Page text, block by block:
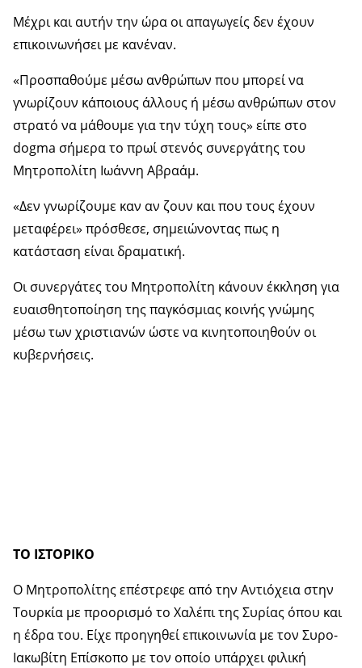
Μέχρι και αυτήν την ώρα οι απαγωγείς δεν έχουν
επικοινωνήσει με κανέναν.
«Προσπαθούμε μέσω ανθρώπων που μπορεί να
γνωρίζουν κάποιους άλλους ή μέσω ανθρώπων στον
στρατό να μάθουμε για την τύχη τους» είπε στο
dogma σήμερα το πρωί στενός συνεργάτης του
Μητροπολίτη Ιωάννη Αβραάμ.
«Δεν γνωρίζουμε καν αν ζουν και που τους έχουν
μεταφέρει» πρόσθεσε, σημειώνοντας πως η
κατάσταση είναι δραματική.
Οι συνεργάτες του Μητροπολίτη κάνουν έκκληση για
ευαισθητοποίηση της παγκόσμιας κοινής γνώμης
μέσω των χριστιανών ώστε να κινητοποιηθούν οι
κυβερνήσεις.
ΤΟ ΙΣΤΟΡΙΚΟ
Ο Μητροπολίτης επέστρεφε από την Αντιόχεια στην
Τουρκία με προορισμό το Χαλέπι της Συρίας όπου και
η έδρα του. Είχε προηγηθεί επικοινωνία με τον Συρο-
Ιακωβίτη Επίσκοπο με τον οποίο υπάρχει φιλική